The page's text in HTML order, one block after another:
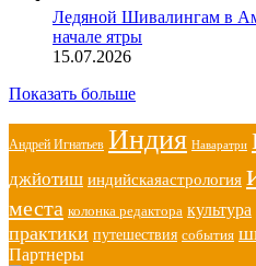
Ледяной Шивалингам в
начале ятры
15.07.2026
Показать больше
Андрей Игнатьев Индия Наваратри
джйотиш индийскаяастрология
места колонка редактора культура
практики путешествия события
Партнеры